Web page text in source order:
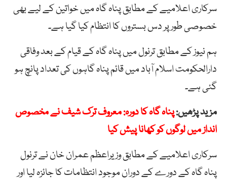
سرکاری اعلامیے کے مطابق پناہ گاہ میں خواتین کے لیے بھی
خصوصی طور پر دس بستروں کا انتظام کیا گیا ہے۔
ہم نیوز کے مطابق ترنول میں پناہ گاہ کے قیام کے بعد وفاقی
دارالحکومت اسلام آباد میں قائم پناہ گاہوں کی تعداد پانچ ہو
گئی ہے۔
مزید پڑھیں:پناہ گاہ کا دورہ: معروف ترک شیف نے مخصوص
انداز میں لوگوں کو کھانا پیش کیا
سرکاری اعلامیے کے مطابق وزیراعظم عمران خان نے ترنول
پناہ گاہ کے دورے کے دوران موجود انتظامات کا جائزہ لیا اور